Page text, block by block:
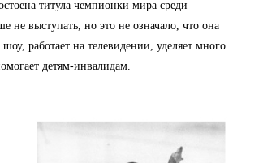
титула чемпионки мира среди
не выступать, но это не означало, что она
работает на телевидении, уделяет много
детям-инвалидам.